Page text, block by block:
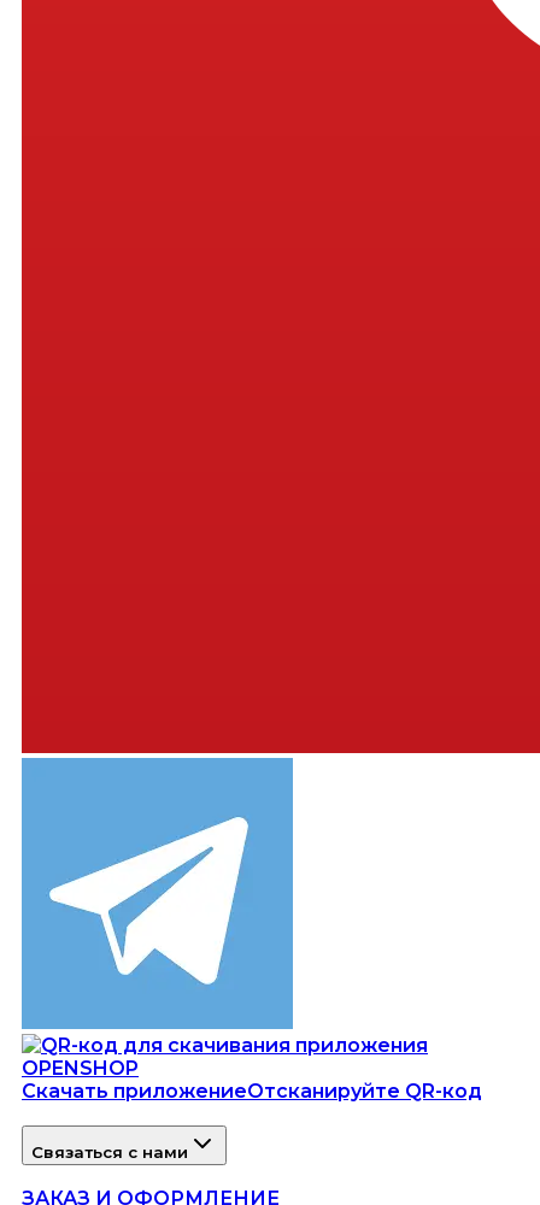
Скачать приложениеОтсканируйте QR-код
Связаться с нами
ЗАКАЗ И ОФОРМЛЕНИЕ